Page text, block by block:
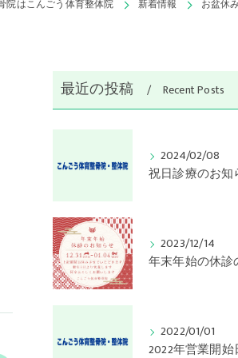
院はこんごう体育整体院 新着情報 お盆休
最近の投稿 Recent Posts
2024/02/08
祝日診療のお知
2023/12/14
年末年始の休診
2022/01/01
2022年営業開始